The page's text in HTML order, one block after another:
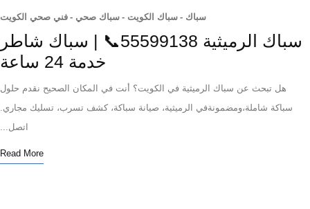
سباك- سباك الكويت- سباك صحي- فني صحي الكويت
سباك الرميثية 55599138📞 | سباك شاطر
خدمة 24 ساعة
هل تبحث عن سباك الرميثية في الكويت؟ أنت في المكان الصحيح نقدم حلول
شاملة،ومضمونةفي الرميثية، صيانة سباكة، كشف تسرب، تسليك مجاري.
اتصل...
Read More